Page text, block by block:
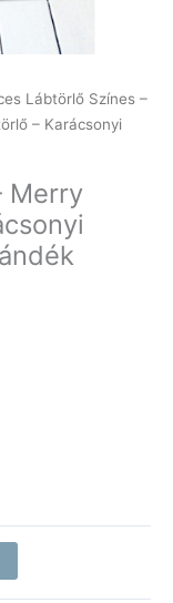
Lábtörlő Színes –
– Karácsonyi
Merry